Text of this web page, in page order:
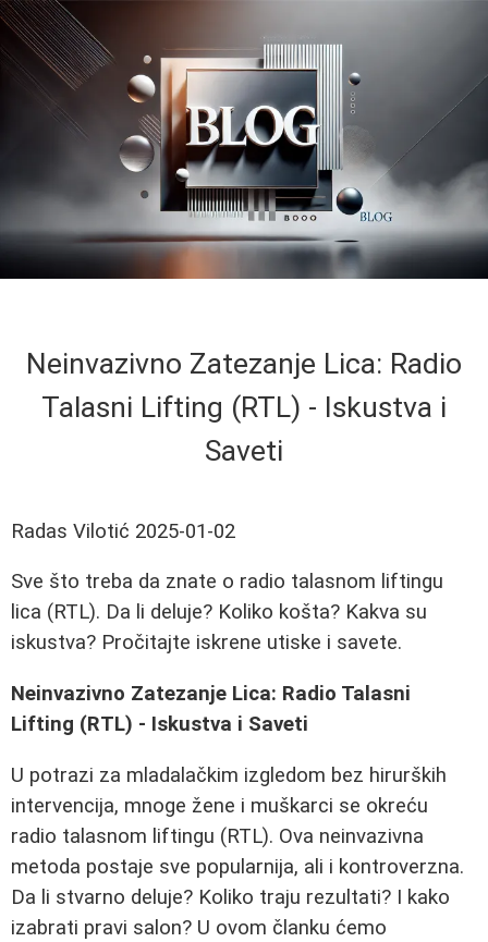
Neinvazivno Zatezanje Lica: Radio
Talasni Lifting (RTL) - Iskustva i
Saveti
Radas Vilotić 2025-01-02
Sve što treba da znate o radio talasnom liftingu
lica (RTL). Da li deluje? Koliko košta? Kakva su
iskustva? Pročitajte iskrene utiske i savete.
Neinvazivno Zatezanje Lica: Radio Talasni
Lifting (RTL) - Iskustva i Saveti
U potrazi za mladalačkim izgledom bez hirurških
intervencija, mnoge žene i muškarci se okreću
radio talasnom liftingu (RTL). Ova neinvazivna
metoda postaje sve popularnija, ali i kontroverzna.
Da li stvarno deluje? Koliko traju rezultati? I kako
izabrati pravi salon? U ovom članku ćemo